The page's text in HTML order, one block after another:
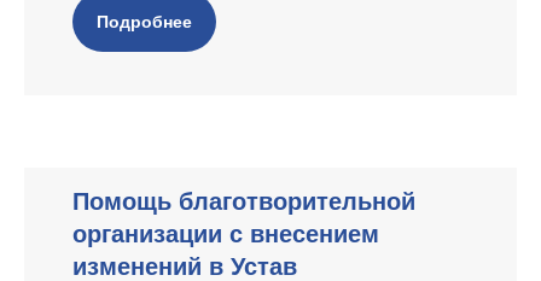
Подробнее
Помощь благотворительной
организации с внесением
изменений в Устав